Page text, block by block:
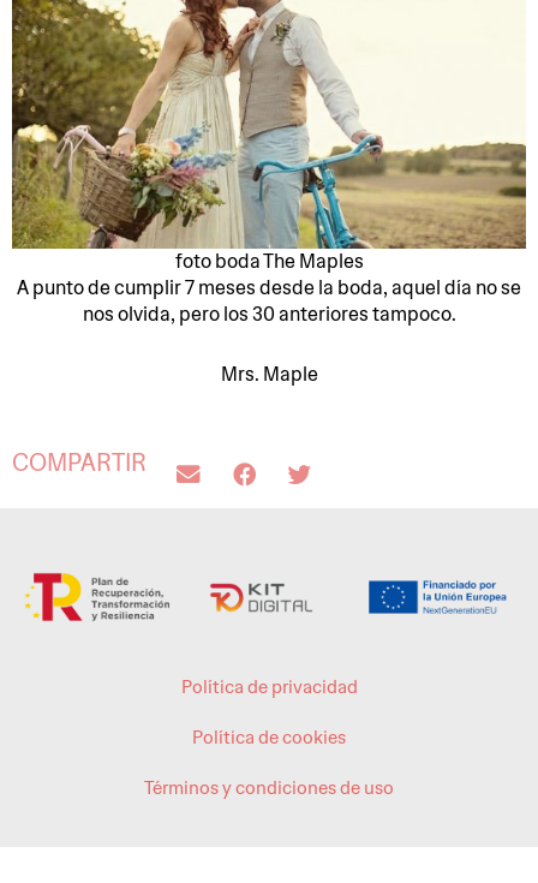
foto boda The Maples
A punto de cumplir 7 meses desde la boda, aquel día no se
nos olvida, pero los 30 anteriores tampoco.
Mrs. Maple
COMPARTIR
Política de privacidad
Política de cookies
Términos y condiciones de uso